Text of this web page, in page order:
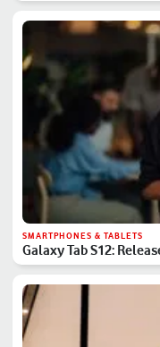
SMARTPHONES & TABLETS
Galaxy Tab S12: